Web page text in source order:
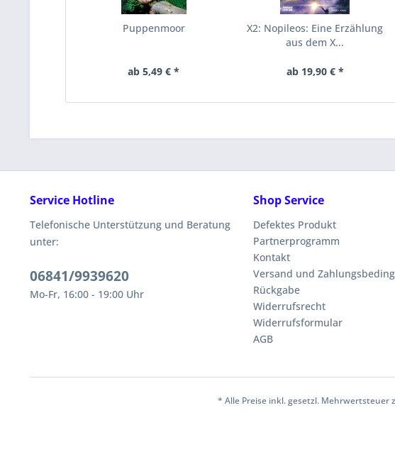
Puppenmoor
ab 5,49 € *
X2: Nopileos: Eine Erzählung
aus dem X...
ab 19,90 € *
Service Hotline
Telefonische Unterstützung und Beratung
unter:
06841/9939620
Mo-Fr, 16:00 - 19:00 Uhr
Shop Service
Defektes Produkt
Partnerprogramm
Kontakt
Versand und
Rückgabe
Widerrufsrecht
Widerrufsformular
AGB
* Alle Preise inkl. gesetzl. Mehrwertsteuer